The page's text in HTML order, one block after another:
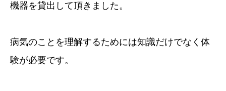
機器を貸出して頂きました。
病気のことを理解するためには知識だけでなく体
験が必要です。